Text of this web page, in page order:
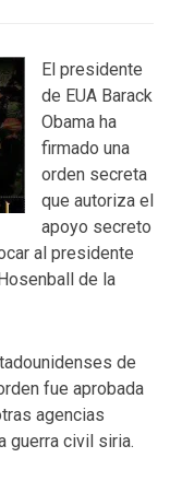
El presidente
de EUA Barack
Obama ha
firmado una
orden secreta
que autoriza el
apoyo secreto
al presidente
de la
de
fue aprobada
agencias
guerra civil siria.